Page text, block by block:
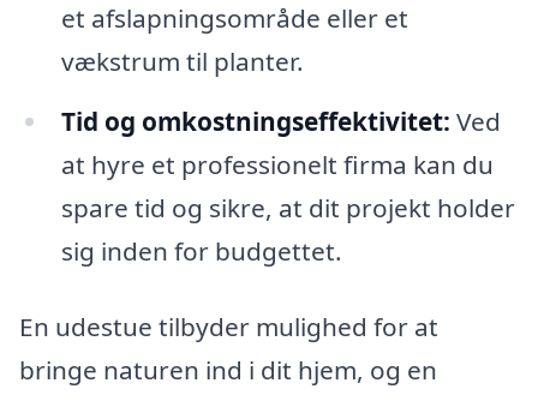
et afslapningsområde eller et
vækstrum til planter.
Tid og omkostningseffektivitet: Ved
at hyre et professionelt firma kan du
spare tid og sikre, at dit projekt holder
sig inden for budgettet.
En udestue tilbyder mulighed for at
bringe naturen ind i dit hjem, og en